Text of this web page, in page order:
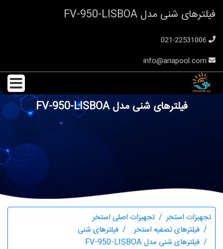
فیلترهای شنی مدل FV-950-LISBOA
فیلترهای شنی مدل FV-950-LISBOA
تجهیزات استخر
تجهیزات اصلی استخر
فیلترهای تصفیه استخر
فیلترهای شنی
فیلترهای شنی مدل FV-950-LISBOA